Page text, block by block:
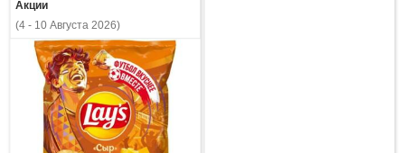
Акции
(4 - 10 Августа 2026)